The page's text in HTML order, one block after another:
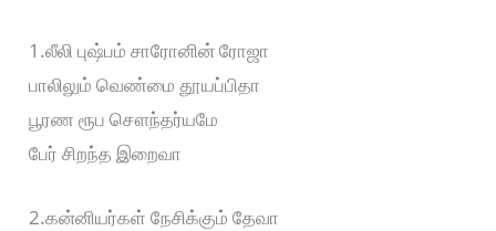
1.லீலி புஷ்பம் சாரோனின் ரோஜா
பாலிலும் வெண்மை தூயப்பிதா
பூரண ரூப சௌந்தர்யமே
பேர் சிறந்த இறைவா
2.கன்னியர்கள் நேசிக்கும் தேவா